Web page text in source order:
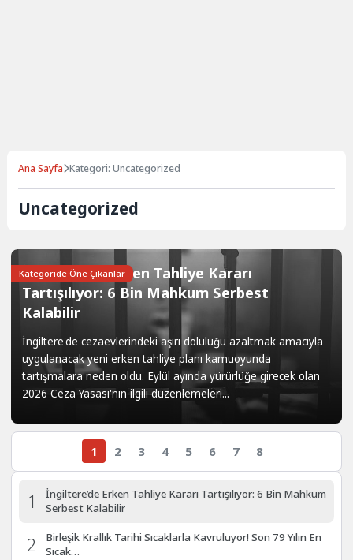
Ana Sayfa Kategori: Uncategorized
Uncategorized
Kategoride Öne Çıkanlar
İngiltere’de Erken Tahliye Kararı
Tartışılıyor: 6 Bin Mahkum Serbest
Kalabilir
İngiltere'de cezaevlerindeki aşırı doluluğu azaltmak amacıyla
uygulanacak yeni erken tahliye planı kamuoyunda
tartışmalara neden oldu. Eylül ayında yürürlüğe girecek olan
2026 Ceza Yasası'nın ilgili düzenlemeleri...
1 2 3 4 5 6 7 8
1
İngiltere’de Erken Tahliye Kararı Tartışılıyor: 6 Bin Mahkum
Serbest Kalabilir
2
Birleşik Krallık Tarihi Sıcaklarla Kavruluyor! Son 79 Yılın En
Sıcak…